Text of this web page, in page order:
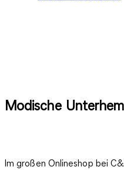
Modische
Im großen Onlineshop bei